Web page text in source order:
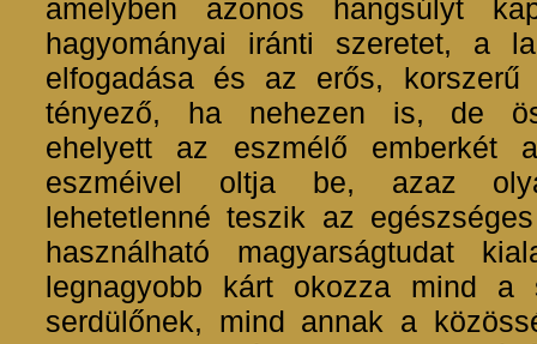
amelyben azonos hangsúlyt
hagyományai iránti szeretet, a
elfogadása és az erős, korszerű
tényező, ha nehezen is, de
ehelyett az eszmélő emberkét
eszméivel oltja be, azaz
lehetetlenné teszik az
használható magyarságtudat
legnagyobb kárt okozza mind a
serdülőnek, mind annak a